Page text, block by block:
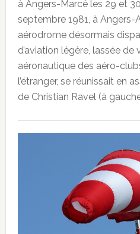
à Angers-Marcé les 29 et
septembre 1981, à Angers-
aérodrome désormais
d’aviation légère, lassée
aéronautique des aéro-
l’étranger, se réunissait en
de Christian Ravel (à